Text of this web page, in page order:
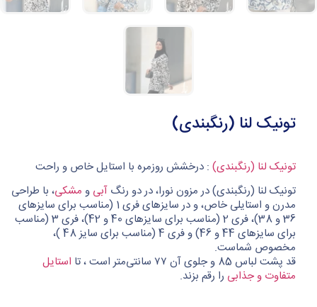
تونیک لنا (رنگبندی)
تونیک لنا (رنگبندی) : درخشش روزمره با استایل خاص و راحت
تونیک لنا (رنگبندی) در مزون نورا، در دو رنگ آبی و مشکی، با طراحی
مدرن و استایلی خاص، و در سایزهای فری 1 (مناسب برای سایزهای
36 و 38)، فری 2 (مناسب برای سایزهای 40 و 42)، فری 3 (مناسب
برای سایزهای 44 و 46) و فری 4 (مناسب برای سایز 48 )،
مخصوص شماست.
قد پشت لباس 85 و جلوی آن ۷۷ سانتی‌متر است ، تا
استایل
متفاوت و جذابی را رقم بزند.